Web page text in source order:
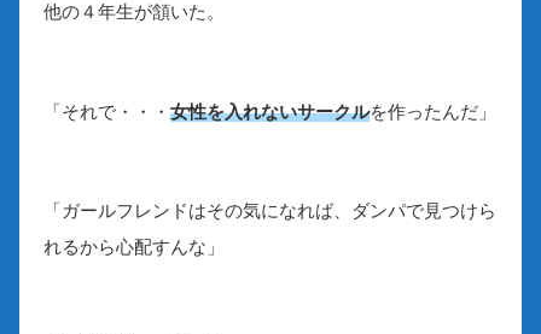
他の４年生が頷いた。
「それで・・・ 女性を入れないサークルを作ったんだ」
「ガールフレンドはその気になれば、ダンパで見つけら
れるから心配すんな」